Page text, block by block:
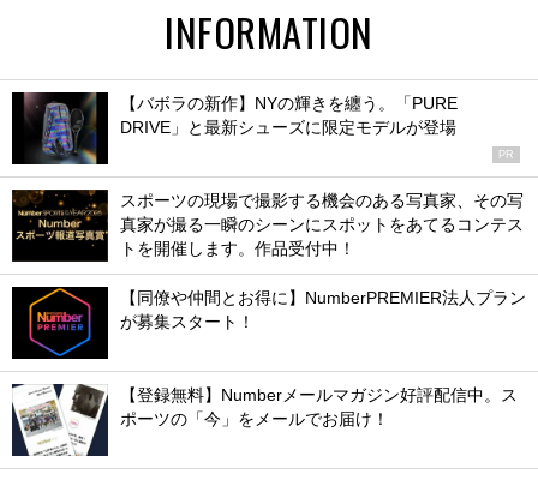
INFORMATION
【バボラの新作】NYの輝きを纏う。「PURE
DRIVE」と最新シューズに限定モデルが登場
PR
スポーツの現場で撮影する機会のある写真家、その写
真家が撮る一瞬のシーンにスポットをあてるコンテス
トを開催します。作品受付中！
【同僚や仲間とお得に】NumberPREMIER法人プラン
が募集スタート！
【登録無料】Numberメールマガジン好評配信中。ス
ポーツの「今」をメールでお届け！